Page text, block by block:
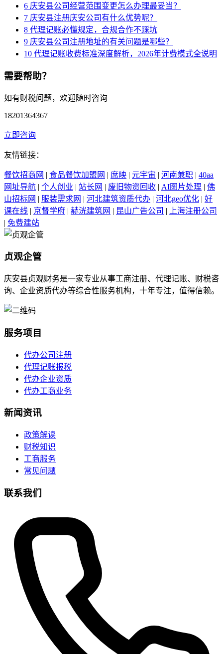
6 庆安县公司经营范围变更怎么办理最妥当？
7 庆安县注册庆安公司有什么优势呢？
8 代理记账必懂规定，合规合作不踩坑
9 庆安县公司注册地址的有关问题是哪些？
10 代理记账收费标准深度解析，2026年计费模式全说明
需要帮助？
如有财税问题，欢迎随时咨询
18201364367
立即咨询
友情链接：
餐饮招商网 | 食品餐饮加盟网 | 席映 | 元宇宙 | 河南兼职 | 40aa
网址导航 | 个人创业 | 站长网 | 废旧物资回收 | AI图片处理 | 佛
山招标网 | 服装需求网 | 河北建筑资质代办 | 河北geo优化 | 好
课在线 | 京督学府 | 赫洸建筑网 | 昆山广告公司 |
上海注册公司
| 免费建站
贞观企管
庆安县贞观财务是一家专业从事工商注册、代理记账、财税咨
询、企业资质代办等综合性服务机构，十年专注，值得信赖。
服务项目
代办公司注册
代理记账报税
代办企业资质
代办工商业务
新闻资讯
政策解读
财税知识
工商服务
常见问题
联系我们